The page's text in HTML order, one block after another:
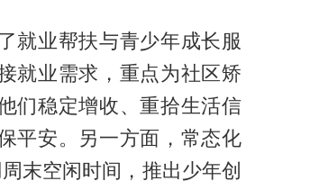
就业帮扶与青少年成长服
就业需求，重点为社区矫
们稳定增收、重拾生活信
平安。另一方面，常态化
末空闲时间，推出少年创